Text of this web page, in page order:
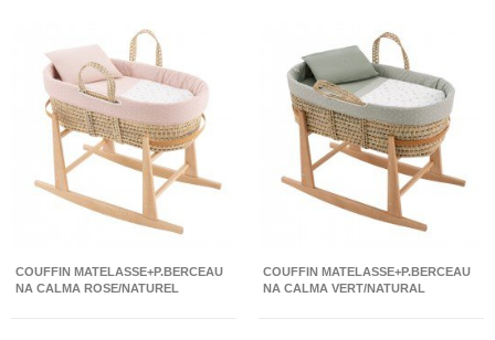
COUFFIN MATELASSE+P.BERCEAU
NA CALMA ROSE/NATUREL
COUFFIN MATELASSE+P.BERCEAU
NA CALMA VERT/NATURAL